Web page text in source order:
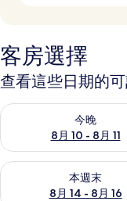
客房選擇
查看這些日期的
今晚
8月 10 - 8月 11
查看今晚 8月 10 - 8月
本週末
8月 14 - 8月 16
查看本週末 8月 14 - 8